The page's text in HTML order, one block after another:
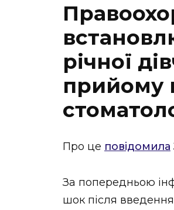
річної
прийому
Про це повідомила
За попередньою
шок після